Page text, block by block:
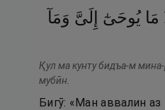
مَا يُوحَىٰٓ إِلَىَّ وَمَآ
Қул ма кунту бидъа-м
мубӣн.
Бигӯ: «Ман аввалин